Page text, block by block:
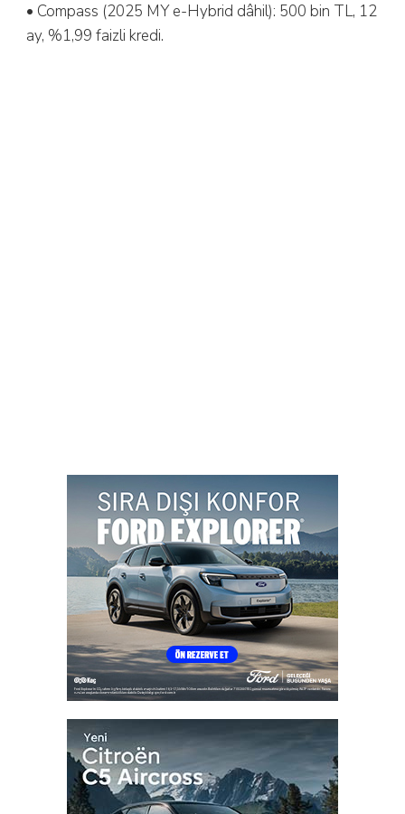
• Compass (2025 MY e-Hybrid dâhil): 500 bin TL, 12
ay, %1,99 faizli kredi.